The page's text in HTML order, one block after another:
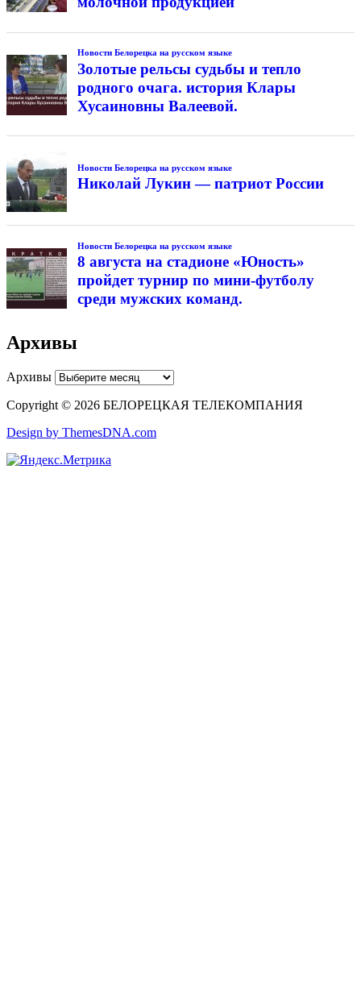
Новости Белорецка на русском языке
Золотые рельсы судьбы и тепло
родного очага. история Клары
Хусаиновны Валеевой.
Новости Белорецка на русском языке
Николай Лукин — патриот России
Новости Белорецка на русском языке
8 августа на стадионе «Юность»
пройдет турнир по мини-футболу
среди мужских команд.
Архивы
Архивы
Copyright © 2026 БЕЛОРЕЦКАЯ ТЕЛЕКОМПАНИЯ
Design by ThemesDNA.com